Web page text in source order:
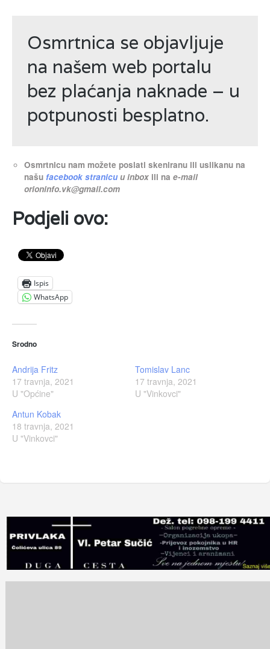
Osmrtnica se objavljuje
na našem web portalu
bez plaćanja naknade – u
potpunosti besplatno.
Osmrtnicu nam možete poslati skeniranu ili uslikanu na
našu facebook stranicuu inbox ili nae-mail
orioninfo.vk@gmail.com
Podjeli ovo:
Ispis
WhatsApp
Srodno
Andrija Fritz
17 travnja, 2021
U "Općine"
Tomislav Lanc
17 travnja, 2021
U "Vinkovci"
Antun Kobak
18 travnja, 2021
U "Vinkovci"